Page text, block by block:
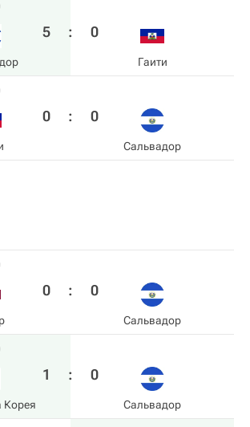
5 : 0
Гаити
0 : 0
Сальвадор
0 : 0
Сальвадор
Корея
1 : 0
Сальвадор